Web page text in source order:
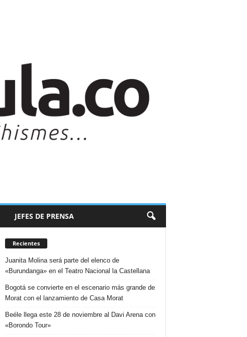
JEFES DE PRENSA
Recientes
Juanita Molina será parte del elenco de
«Burundanga» en el Teatro Nacional la Castellana
Bogotá se convierte en el escenario más grande de
Morat con el lanzamiento de Casa Morat
Beéle llega este 28 de noviembre al Davi Arena con
«Borondo Tour»